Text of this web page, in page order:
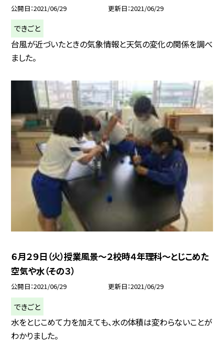
公開日 2021/06/29 更新日 2021/06/29
できごと
台風が近づいたときの気象情報と天気の変化の関係を調べ
ました。
６月２９日（火）授業風景〜２校時４年理科〜とじこめた
空気や水（その３）
公開日 2021/06/29 更新日 2021/06/29
できごと
水をとじこめて力を加えても、水の体積は変わらないことが
わかりました。